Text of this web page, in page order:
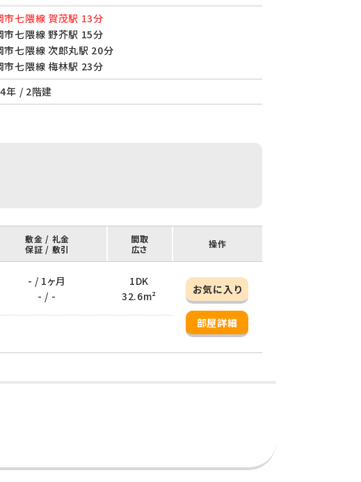
市七隈線 賀茂駅 13分
市七隈線 野芥駅 15分
市七隈線 次郎丸駅 20分
市七隈線 梅林駅 23分
年 / 2階建
敷金 / 礼金
保証 / 敷引
間取
広さ
操作
- / 1ヶ月
- / -
1DK
32.6m²
お気に入り
部屋詳細